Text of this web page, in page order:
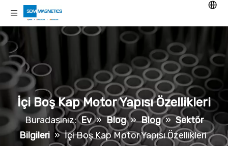
İçi Boş Kap Motor Yapısı Özellikleri
Buradasınız: Ev » Blog » Blog » Sektör
Bilgileri » İçi Boş Kap Motor Yapısı Özellikleri